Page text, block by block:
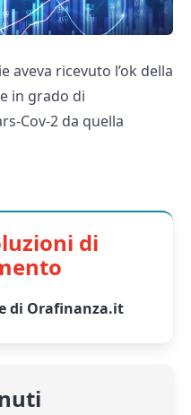
aveva ricevuto l’ok della
in grado di
Cov-2 da quella
di
di Orafinanza.it